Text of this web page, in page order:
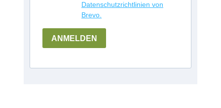
Datenschutzrichtlinien von
Brevo.
ANMELDEN